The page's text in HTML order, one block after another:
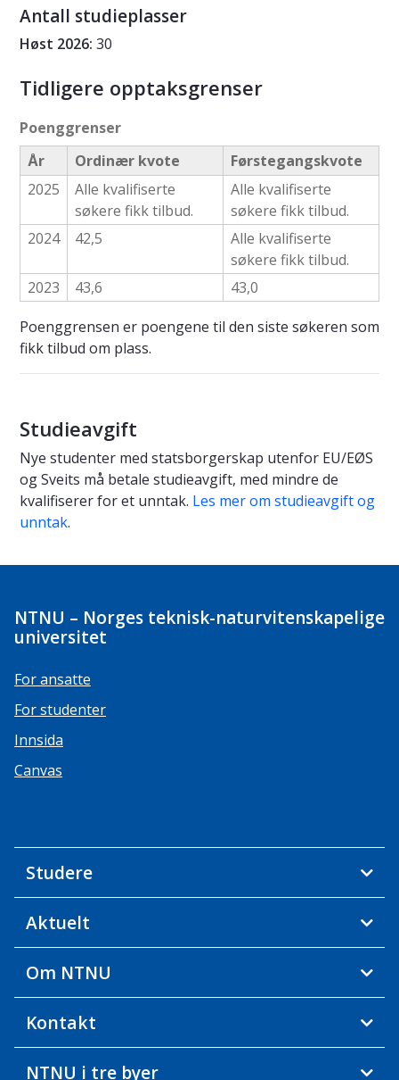
Antall studieplasser
Høst 2026: 30
Tidligere opptaksgrenser
Poenggrenser
År
Ordinær kvote
Førstegangskvote
2025
Alle kvalifiserte
søkere fikk tilbud.
Alle kvalifiserte
søkere fikk tilbud.
2024
42,5
Alle kvalifiserte
søkere fikk tilbud.
2023
43,6
43,0
Poenggrensen er poengene til den siste søkeren som
fikk tilbud om plass.
Studieavgift
Nye studenter med statsborgerskap utenfor EU/EØS
og Sveits må betale studieavgift, med mindre de
kvalifiserer for et unntak. Les mer om studieavgift og
unntak.
NTNU – Norges teknisk-naturvitenskapelige
universitet
For ansatte
For studenter
Innsida
Canvas
Studere
Aktuelt
Om NTNU
Kontakt
NTNU i tre byer